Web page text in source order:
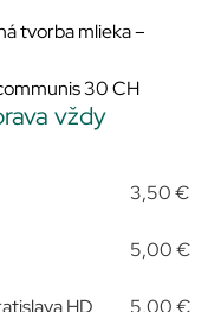
tvorba mlieka –
30 CH
vždy
3,50 €
5,00 €
HD 5,00 €